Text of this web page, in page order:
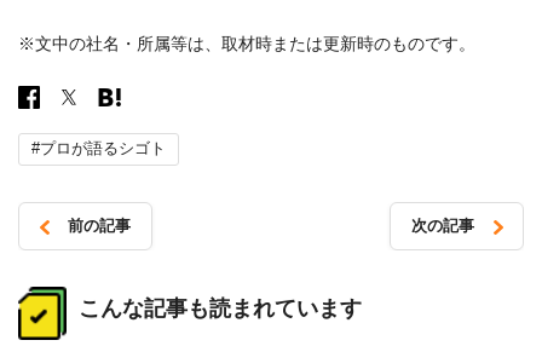
※文中の社名・所属等は、取材時または更新時のものです。
#プロが語るシゴト
稿
ナ
前の記事 次の記事
こんな記事も読まれています